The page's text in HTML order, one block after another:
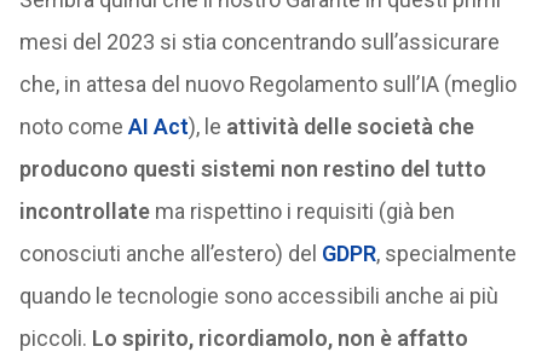
mesi del 2023 si stia concentrando sull’assicurare
che, in attesa del nuovo Regolamento sull’IA (meglio
noto come AI Act), le attività delle società che
producono questi sistemi non restino del tutto
incontrollatema rispettino i requisiti (già ben
conosciuti anche all’estero) del GDPR, specialmente
quando le tecnologie sono accessibili anche ai più
piccoli. Lo spirito, ricordiamolo, non è affatto